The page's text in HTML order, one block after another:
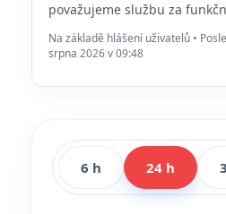
považujeme službu za
Na základě hlášení uživatelů •
srpna 2026 v 09:48
6 h 24 h